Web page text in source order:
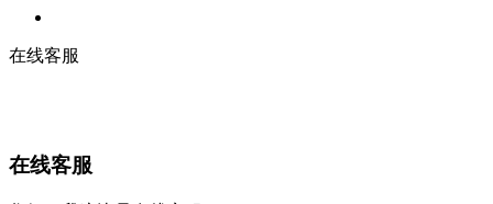
在线客服
在线客服